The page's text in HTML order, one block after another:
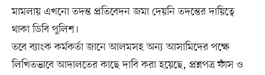
মামলায় এখনো তদন্ত প্রতিবেদন জমা দেয়নি তদন্তের দায়িত্বে
থাকা ডিবি পুলিশ।
তবে ব্যাংক কর্মকর্তা জানে আলমসহ অন্য আসামিদের পক্ষে
লিখিতভাবে আদালতের কাছে দাবি করা হয়েছে, প্রশ্নপত্র ফাঁস ও